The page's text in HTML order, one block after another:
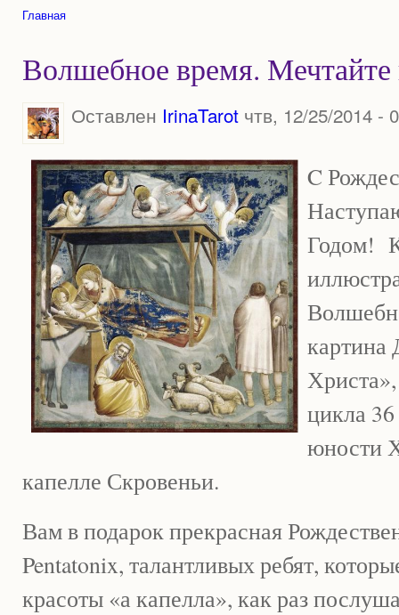
Главная
Волшебное время. Мечтайте
Оставлен IrinaTarotчтв, 12/25/2014 -
C
Годом!
картина
цикла
юности
капелле Скровеньи.
Вам в подарок прекрасная
Pentatonix, талантливых ребят,
красоты «а капелла», как раз